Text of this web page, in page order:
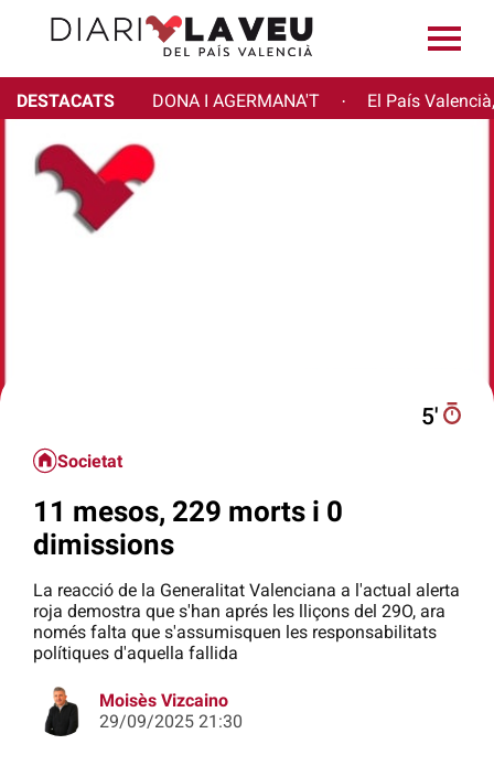
DESTACATS DONA I AGERMANA'T · El País
5′
Societat
11 mesos, 229 morts i 0
dimissions
La reacció de la Generalitat Valenciana a l'actual alerta
roja demostra que s'han aprés les lliçons del 29O, ara
només falta que s'assumisquen les responsabilitats
polítiques d'aquella fallida
Moisès Vizcaino
29/09/2025 21:30